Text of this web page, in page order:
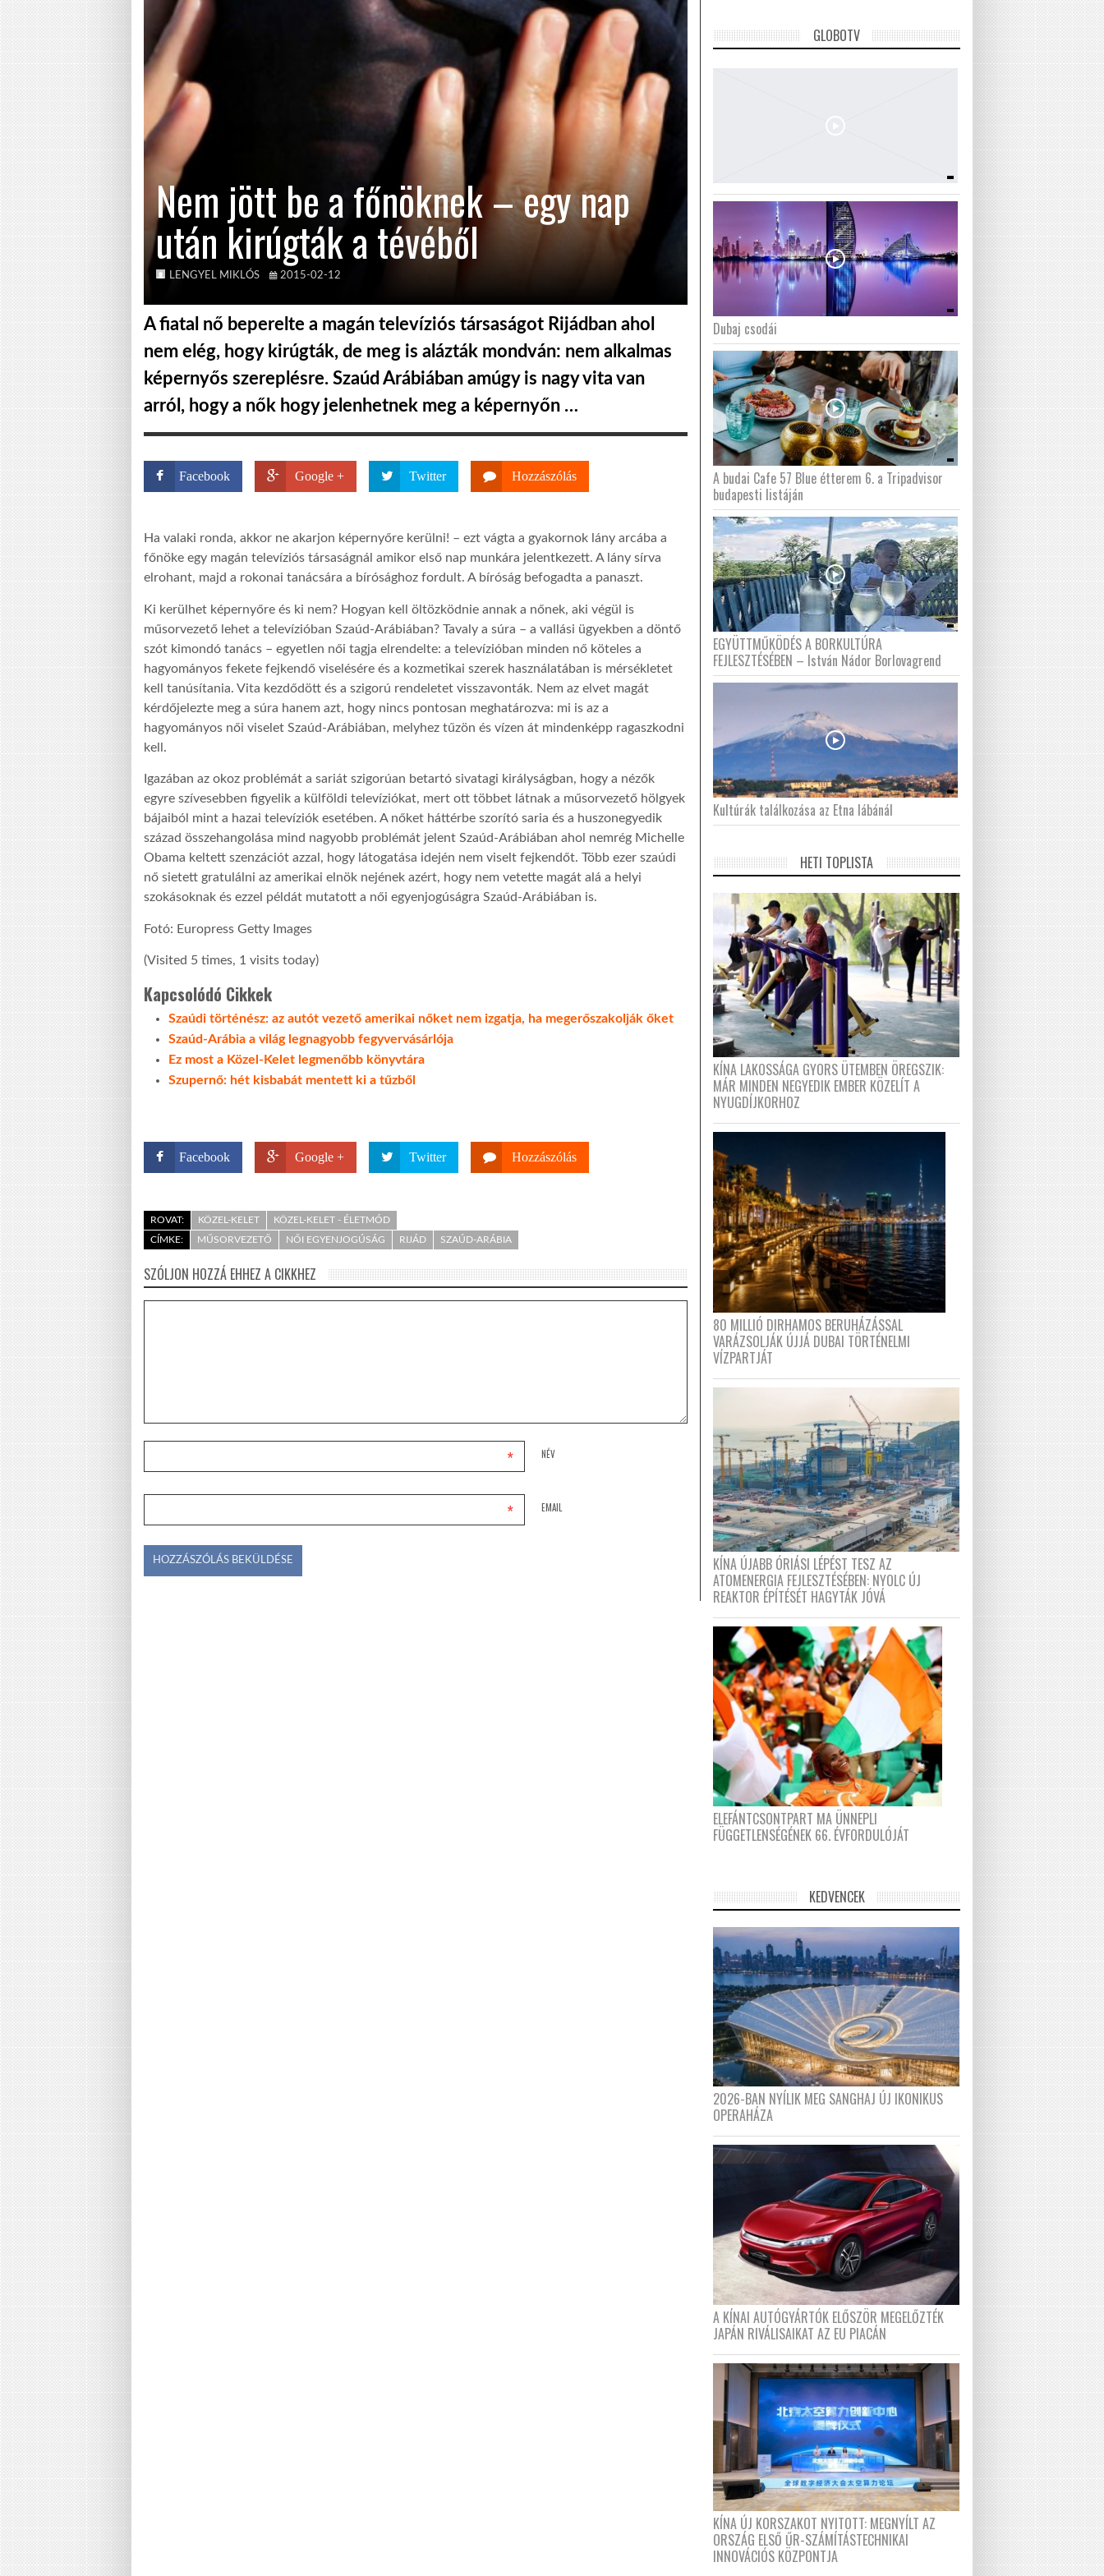
Nem jött be a főnöknek – egy nap
után kirúgták a tévéből
LENGYEL MIKLÓS 2015-02-12
A fiatal nő beperelte a magán televíziós társaságot Rijádban ahol
nem elég, hogy kirúgták, de meg is alázták mondván: nem alkalmas
képernyős szereplésre. Szaúd Arábiában amúgy is nagy vita van
arról, hogy a nők hogy jelenhetnek meg a képernyőn …
Facebook Google + Twitter Hozzászólás
Ha valaki ronda, akkor ne akarjon képernyőre kerülni! – ezt vágta a gyakornok lány arcába a
főnöke egy magán televíziós társaságnál amikor első nap munkára jelentkezett. A lány sírva
elrohant, majd a rokonai tanácsára a bírósághoz fordult. A bíróság befogadta a panaszt.
Ki kerülhet képernyőre és ki nem? Hogyan kell öltözködnie annak a nőnek, aki végül is
műsorvezető lehet a televízióban Szaúd-Arábiában? Tavaly a súra – a vallási ügyekben a döntő
szót kimondó tanács – egyetlen női tagja elrendelte: a televízióban minden nő köteles a
hagyományos fekete fejkendő viselésére és a kozmetikai szerek használatában is mérsékletet
kell tanúsítania. Vita kezdődött és a szigorú rendeletet visszavonták. Nem az elvet magát
kérdőjelezte meg a súra hanem azt, hogy nincs pontosan meghatározva: mi is az a
hagyományos női viselet Szaúd-Arábiában, melyhez tűzön és vízen át mindenképp ragaszkodni
kell.
Igazában az okoz problémát a sariát szigorúan betartó sivatagi királyságban, hogy a nézők
egyre szívesebben figyelik a külföldi televíziókat, mert ott többet látnak a műsorvezető hölgyek
bájaiból mint a hazai televíziók esetében. A nőket háttérbe szorító saria és a huszonegyedik
század összehangolása mind nagyobb problémát jelent Szaúd-Arábiában ahol nemrég Michelle
Obama keltett szenzációt azzal, hogy látogatása idején nem viselt fejkendőt. Több ezer szaúdi
nő sietett gratulálni az amerikai elnök nejének azért, hogy nem vetette magát alá a helyi
szokásoknak és ezzel példát mutatott a női egyenjogúságra Szaúd-Arábiában is.
Fotó: Europress Getty Images
(Visited 5 times, 1 visits today)
Kapcsolódó Cikkek
Szaúdi történész: az autót vezető amerikai nőket nem izgatja, ha megerőszakolják őket
Szaúd-Arábia a világ legnagyobb fegyvervásárlója
Ez most a Közel-Kelet legmenőbb könyvtára
Szupernő: hét kisbabát mentett ki a tűzből
Facebook Google + Twitter Hozzászólás
ROVAT: KÖZEL-KELET
KÖZEL-KELET - ÉLETMÓD
CÍMKE:
MŰSORVEZETŐ NŐI EGYENJOGÚSÁG RIJÁD SZAÚD-ARÁBIA
SZÓLJON HOZZÁ EHHEZ A CIKKHEZ
NÉV
*
EMAIL
*
GLOBOTV
Dubaj csodái
A budai Cafe 57 Blue étterem 6. a Tripadvisor
budapesti listáján
EGYÜTTMŰKÖDÉS A BORKULTÚRA
FEJLESZTÉSÉBEN – István Nádor Borlovagrend
Kultúrák találkozása az Etna lábánál
HETI TOPLISTA
KÍNA LAKOSSÁGA GYORS ÜTEMBEN ÖREGSZIK:
MÁR MINDEN NEGYEDIK EMBER KÖZELÍT A
NYUGDÍJKORHOZ
80 MILLIÓ DIRHAMOS BERUHÁZÁSSAL
VARÁZSOLJÁK ÚJJÁ DUBAI TÖRTÉNELMI
VÍZPARTJÁT
KÍNA ÚJABB ÓRIÁSI LÉPÉST TESZ AZ
ATOMENERGIA FEJLESZTÉSÉBEN: NYOLC ÚJ
REAKTOR ÉPÍTÉSÉT HAGYTÁK JÓVÁ
ELEFÁNTCSONTPART MA ÜNNEPLI
FÜGGETLENSÉGÉNEK 66. ÉVFORDULÓJÁT
KEDVENCEK
2026-BAN NYÍLIK MEG SANGHAJ ÚJ IKONIKUS
OPERAHÁZA
A KÍNAI AUTÓGYÁRTÓK ELŐSZÖR MEGELŐZTÉK
JAPÁN RIVÁLISAIKAT AZ EU PIACÁN
KÍNA ÚJ KORSZAKOT NYITOTT: MEGNYÍLT AZ
ORSZÁG ELSŐ ŰR-SZÁMÍTÁSTECHNIKAI
INNOVÁCIÓS KÖZPONTJA